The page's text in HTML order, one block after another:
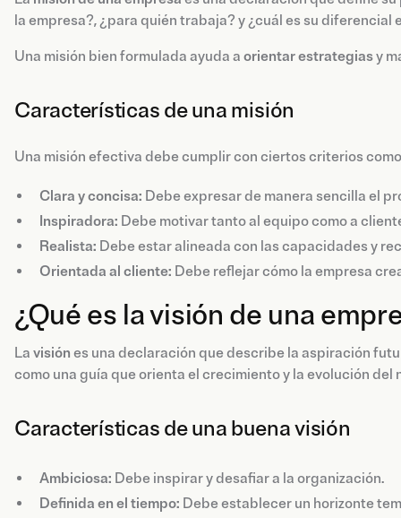
la empresa?, ¿para quién trabaja? y ¿cuál es su diferencial
Una misión bien formulada ayuda a orientar estrategiasy
Características de una misión
Una misión efectiva debe cumplir con ciertos criterios
Clara y concisa: Debe expresar de manera sencilla el
Inspiradora: Debe motivar tanto al equipo como a
Realista: Debe estar alineada con las capacidades y
Orientada al cliente: Debe reflejar cómo la empresa
¿Qué es la visión de una
La visión es una declaración que describe la aspiración
como una guía que orienta el crecimiento y la evolución del
Características de una buena visión
Ambiciosa: Debe inspirar y desafiar a la organización.
Definida en el tiempo: Debe establecer un horizonte